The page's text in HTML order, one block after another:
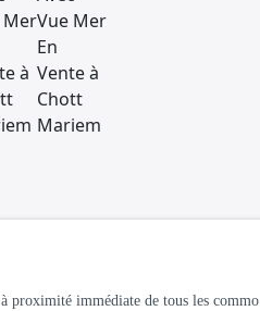
proximité immédiate de tous les commo